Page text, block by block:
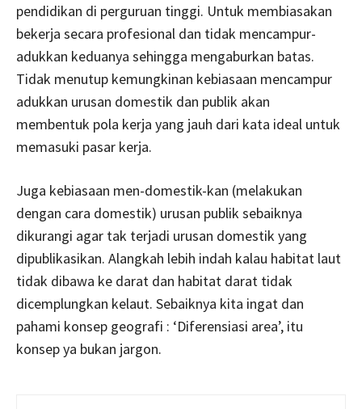
pendidikan di perguruan tinggi. Untuk membiasakan
bekerja secara profesional dan tidak mencampur-
adukkan keduanya sehingga mengaburkan batas.
Tidak menutup kemungkinan kebiasaan mencampur
adukkan urusan domestik dan publik akan
membentuk pola kerja yang jauh dari kata ideal untuk
memasuki pasar kerja.
Juga kebiasaan men-domestik-kan (melakukan
dengan cara domestik) urusan publik sebaiknya
dikurangi agar tak terjadi urusan domestik yang
dipublikasikan. Alangkah lebih indah kalau habitat laut
tidak dibawa ke darat dan habitat darat tidak
dicemplungkan kelaut. Sebaiknya kita ingat dan
pahami konsep geografi : ‘Diferensiasi area’, itu
konsep ya bukan jargon.